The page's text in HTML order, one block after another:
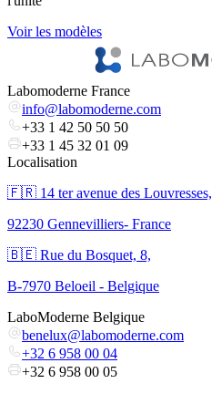
Voir les modèles
Labomoderne France
info@labomoderne.com
+33 1 42 50 50 50
+33 1 45 32 01 09
Localisation
🇫🇷 ​14 ter avenue des Louvresses,
92230 Gennevilliers- France
🇧🇪 Rue du Bosquet, 8,
B-7970 Beloeil - Belgique
LaboModerne Belgique
benelux@labomoderne.com
+32 6 958 00 04
+32 6 958 00 05